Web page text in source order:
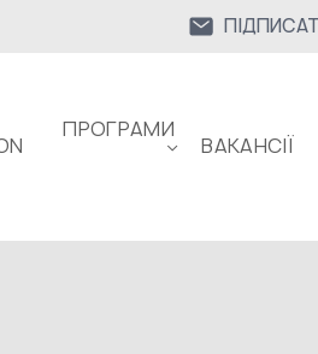
ПРОГРАМИ
ВАКАНСІЇ